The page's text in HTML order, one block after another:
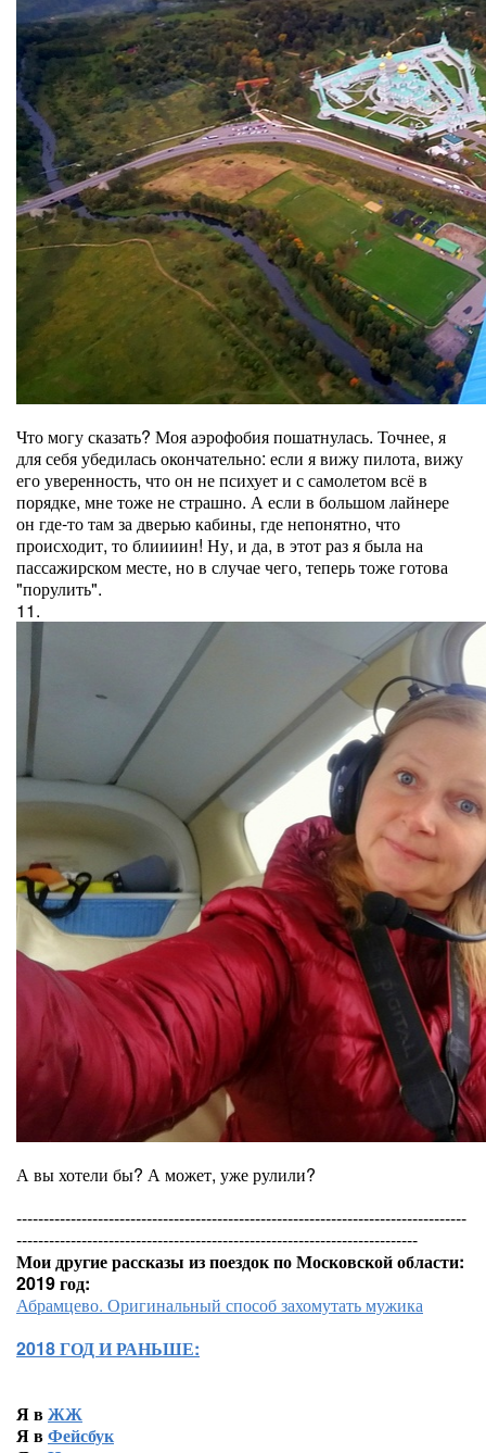
Что могу сказать? Моя аэрофобия пошатнулась. Точнее, я
для себя убедилась окончательно: если я вижу пилота, вижу
его уверенность, что он не психует и с самолетом всё в
порядке, мне тоже не страшно. А если в большом лайнере
он где-то там за дверью кабины, где непонятно, что
происходит, то блиииин! Ну, и да, в этот раз я была на
пассажирском месте, но в случае чего, теперь тоже готова
"порулить".
11.
А вы хотели бы? А может, уже рулили?
-----------------------------------------------------------------------------------
--------------------------------------------------------------------------
Мои другие рассказы из поездок по Московской области:
2019 год:
Абрамцево. Оригинальный способ захомутать мужика
2018 ГОД И РАНЬШЕ:
Я вЖЖ
Я вФейсбук